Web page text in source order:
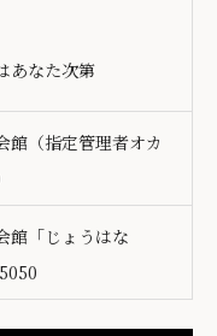
あなた次第
館（指定管理者オカ
館「じょうはな